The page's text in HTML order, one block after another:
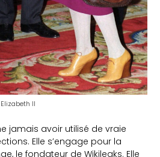
II
jamais avoir utilisé de vraie
Elle s’engage pour la
le fondateur de Wikileaks. Elle